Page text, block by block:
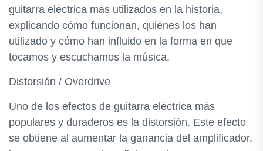
guitarra eléctrica más utilizados en la historia,
explicando cómo funcionan, quiénes los han
utilizado y cómo han influido en la forma en que
tocamos y escuchamos la música.
Distorsión / Overdrive
Uno de los efectos de guitarra eléctrica más
populares y duraderos es la distorsión. Este efecto
se obtiene al aumentar la ganancia del amplificador,